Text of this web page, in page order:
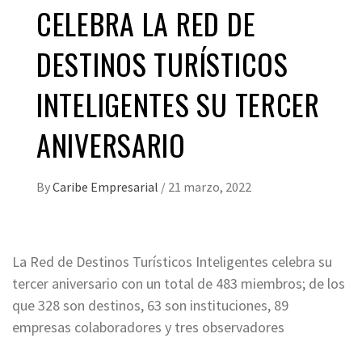
CELEBRA LA RED DE
DESTINOS TURÍSTICOS
INTELIGENTES SU TERCER
ANIVERSARIO
ByCaribe Empresarial / 21 marzo, 2022
La Red de Destinos Turísticos Inteligentes celebra su
tercer aniversario con un total de 483 miembros; de los
que 328 son destinos, 63 son instituciones, 89
empresas colaboradores y tres observadores